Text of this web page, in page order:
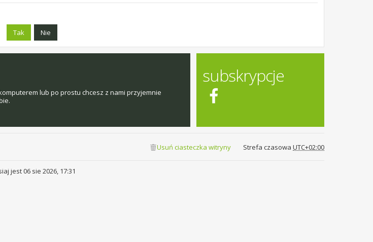
lub po prostu chcesz z nami przyjemnie
subskrypcje
Strefa czasowa UTC+02:00
Usuń ciasteczka witryny
jest 06 sie 2026, 17:31